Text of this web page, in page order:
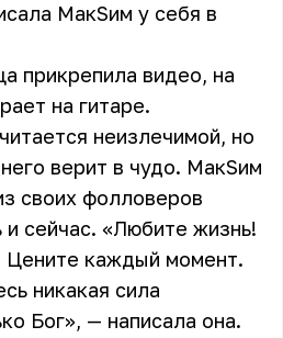
МакSим у себя в
прикрепила видео, на
на гитаре.
неизлечимой, но
верит в чудо. МакSим
своих фолловеров
и сейчас. «Любите жизнь!
каждый момент.
никакая сила
Бог», — написала она.